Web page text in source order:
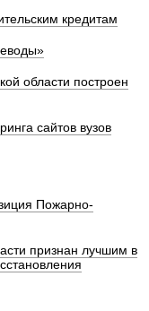
кредитам
области построен
сайтов вузов
Пожарно-
признан лучшим в